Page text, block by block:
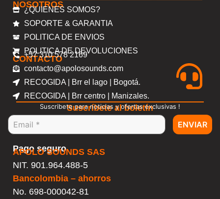
NOSOTROS
¿QUIENES SOMOS?
SOPORTE & GARANTIA
POLITICA DE ENVIOS
POLITICA DE DEVOLUCIONES
CONTACTO
+57 310 578 2169
contacto@apolosounds.com
RECOGIDA | Brr el lago | Bogotá.
RECOGIDA | Brr centro | Manizales.
Suscríbete al boletín
Suscribete para noticias y ofertas exclusivas !
ENVIAR
Pago seguro
APOLO SOUNDS SAS
NIT. 901.964.488-5
Bancolombia – ahorros
No. 698-000042-81